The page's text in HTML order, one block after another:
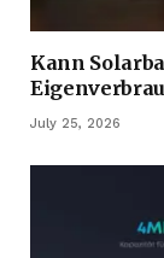
Kann
July 25, 2026